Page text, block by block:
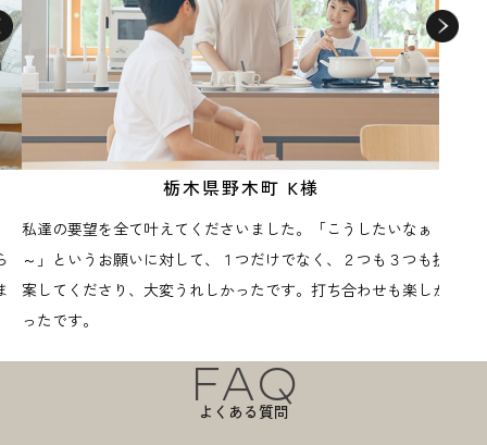
4．はじめて当社にご来場される方。
5．他社契約済みもしくは他社建築予定の方は対象外となります。
6．来場の際に、弊社からご依頼するアンケートにご協力いただける方。
7．プレゼントお渡しの際に、弊社公式インスタグラムのフォローをお願い
しております。ご来場前にご登録いただくと当日のお渡しがスムーズで
栃木県野木町 K様
私達の要望を全て叶えてくださいました。「こうしたいなぁ
～」というお願いに対して、１つだけでなく、２つも３つも提
案してくださり、大変うれしかったです。打ち合わせも楽しか
ったです。
FAQ
よくある質問